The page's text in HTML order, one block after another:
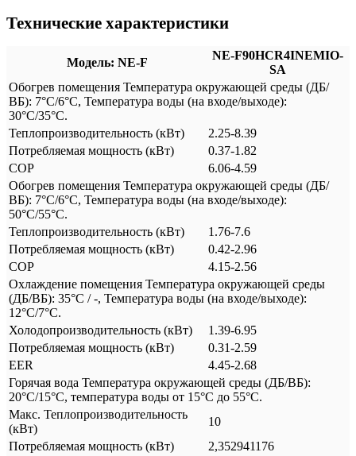
Технические характеристики
Модель: NE-F
NE-F90HCR4INEMIO-
SA
Обогрев помещения Температура окружающей среды (ДБ/
ВБ): 7°C/6°C, Температура воды (на входе/выходе):
30°C/35°C.
Теплопроизводительность (кВт)
2.25-8.39
Потребляемая мощность (кВт)
0.37-1.82
COP
6.06-4.59
Обогрев помещения Температура окружающей среды (ДБ/
ВБ): 7°C/6°C, Температура воды (на входе/выходе):
50°C/55°C.
Теплопроизводительность (кВт)
1.76-7.6
Потребляемая мощность (кВт)
0.42-2.96
COP
4.15-2.56
Охлаждение помещения Температура окружающей среды
(ДБ/ВБ): 35°C / -, Температура воды (на входе/выходе):
12°C/7°C.
Холодопроизводительность (кВт)
1.39-6.95
Потребляемая мощность (кВт)
0.31-2.59
EER
4.45-2.68
Горячая вода Температура окружающей среды (ДБ/ВБ):
20°C/15°C, температура воды от 15°C до 55°C.
Макс. Теплопроизводительность
(кВт)
10
Потребляемая мощность (кВт)
2,352941176